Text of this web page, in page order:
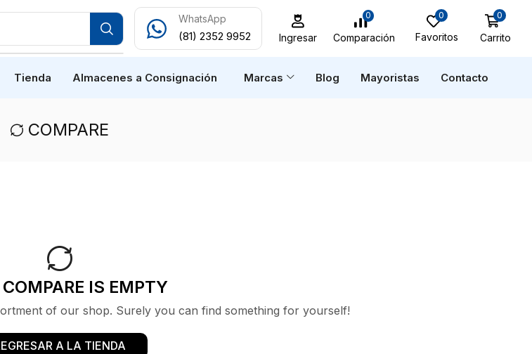
WhatsApp
(81) 2352 9952 Ingresar
0
Comparación
0
Favoritos
0
Carrito
Tienda Almacenes a Consignación Marcas Blog Mayoristas Contacto
COMPARE
IS EMPTY
of our shop. Surely you can find something for yourself!
A LA TIENDA